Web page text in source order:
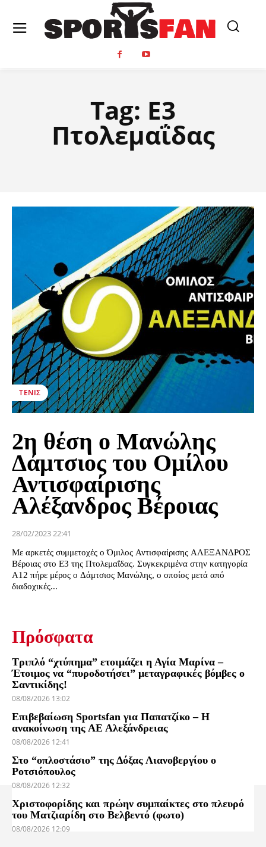
Tag: Ε3
Πτολεμαΐδας
ΤΈΝΙΣ
2η θέση ο Μανώλης
Δάμτσιος του Ομίλου
Αντισφαίρισης
Αλέξανδρος Βέροιας
28/02/2023 22:41
Με αρκετές συμμετοχές ο Όμιλος Αντισφαίρισης ΑΛΕΞΑΝΔΡΟΣ
Βέροιας στο Ε3 της Πτολεμαΐδας. Συγκεκριμένα στην κατηγορία
Α12 πήρε μέρος ο Δάμτσιος Μανώλης, ο οποίος μετά από
διαδοχικές...
Πρόσφατα
Τριπλό “χτύπημα” ετοιμάζει η Αγία Μαρίνα –
Έτοιμος να “πυροδοτήσει” μεταγραφικές βόμβες ο
Σαντικίδης!
08/08/2026 13:02
Επιβεβαίωση Sportsfan για Παπατζίκο – Η
ανακοίνωση της ΑΕ Αλεξάνδρειας
08/08/2026 12:41
Στο “οπλοστάσιο” της Δόξας Λιανοβεργίου ο
Ροτσιόπουλος
08/08/2026 12:32
Χριστοφορίδης και πρώην συμπαίκτες στο πλευρό
του Ματζιαρίδη στο Βελβεντό (φωτο)
08/08/2026 12:09